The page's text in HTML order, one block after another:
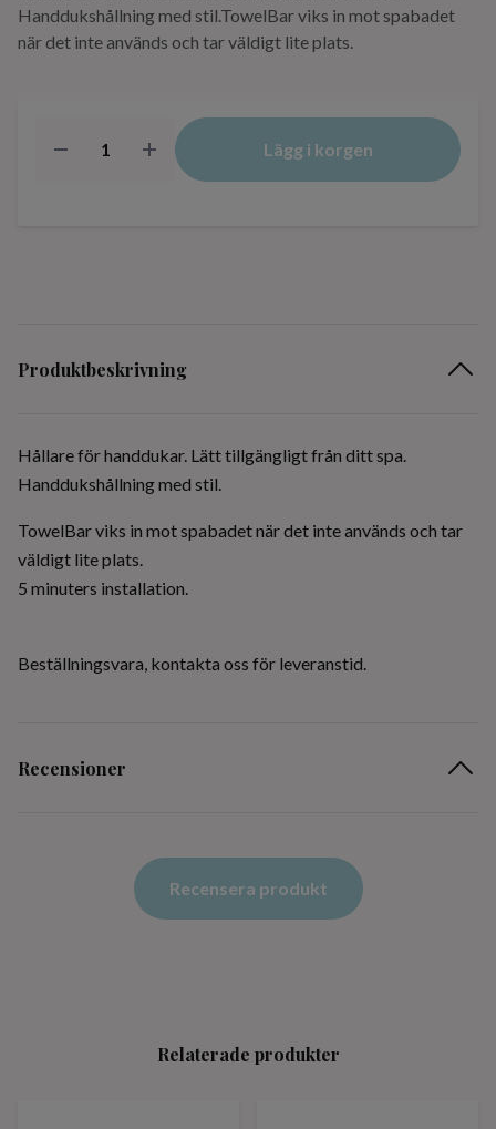
Handdukshållning med stil.TowelBar viks in mot spabadet
när det inte används och tar väldigt lite plats.
Lägg i korgen
Produktbeskrivning
Hållare för handdukar. Lätt tillgängligt från ditt spa.
Handdukshållning med stil.
TowelBar viks in mot spabadet när det inte används och tar
väldigt lite plats.
5 minuters installation.
Beställningsvara, kontakta oss för leveranstid.
Recensioner
Recensera produkt
Relaterade produkter